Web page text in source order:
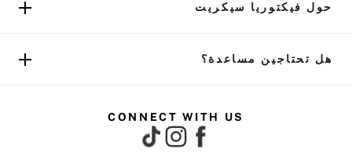
حول فيكتوريا سيكريت
هل تحتاجين مساعدة؟
CONNECT WITH US